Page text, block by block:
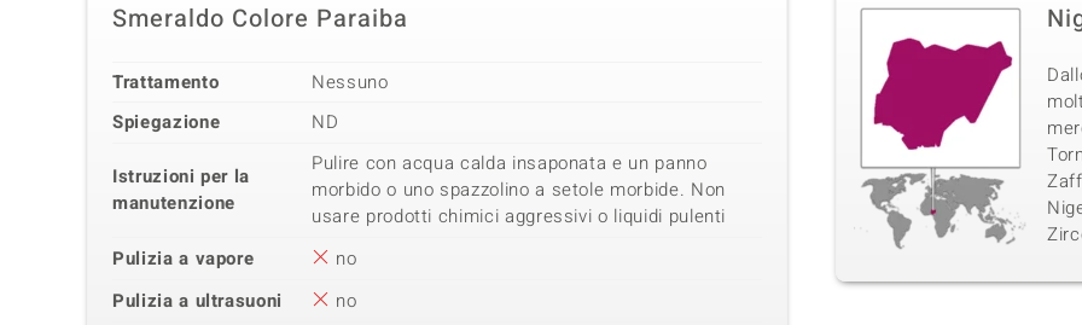
Smeraldo Colore Paraiba
Trattamento
Nessuno
Spiegazione
ND
Istruzioni per la
manutenzione
Pulire con acqua calda insaponata e un panno
morbido o uno spazzolino a setole morbide. Non
usare prodotti chimici aggressivi o liquidi pulenti
Pulizia a vapore
no
Pulizia a ultrasuoni
no